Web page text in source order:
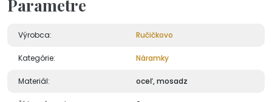
Parametre
Výrobca: Ručičkovo
Kategórie: Náramky
Materiál: oceľ, mosadz